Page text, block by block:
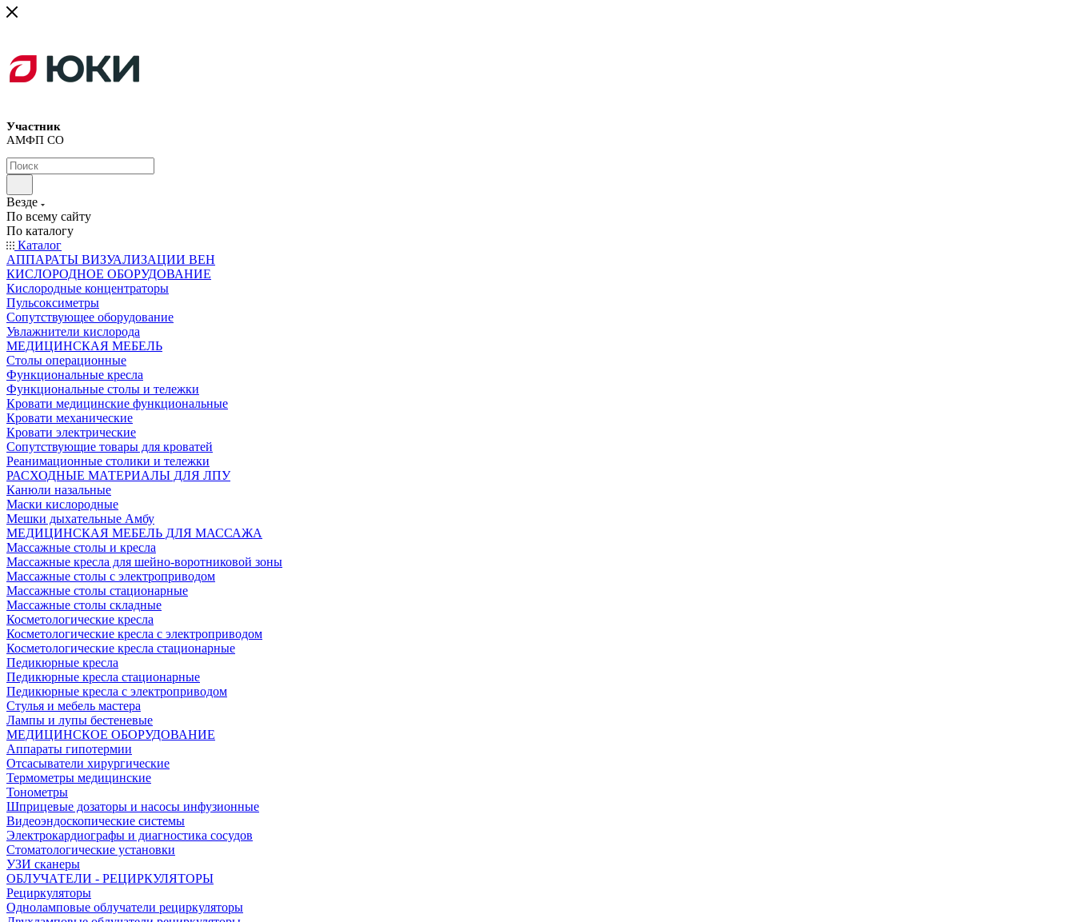
Участник
АМФП СО
Везде
По всему сайту
По каталогу
Каталог
АППАРАТЫ ВИЗУАЛИЗАЦИИ ВЕН
КИСЛОРОДНОЕ ОБОРУДОВАНИЕ
Кислородные концентраторы
Пульсоксиметры
Сопутствующее оборудование
Увлажнители кислорода
МЕДИЦИНСКАЯ МЕБЕЛЬ
Столы операционные
Функциональные кресла
Функциональные столы и тележки
Кровати медицинские функциональные
Кровати механические
Кровати электрические
Сопутствующие товары для кроватей
Реанимационные столики и тележки
РАСХОДНЫЕ МАТЕРИАЛЫ ДЛЯ ЛПУ
Канюли назальные
Маски кислородные
Мешки дыхательные Амбу
МЕДИЦИНСКАЯ МЕБЕЛЬ ДЛЯ МАССАЖА
Массажные столы и кресла
Массажные кресла для шейно-воротниковой зоны
Массажные столы с электроприводом
Массажные столы стационарные
Массажные столы складные
Косметологические кресла
Косметологические кресла с электроприводом
Косметологические кресла стационарные
Педикюрные кресла
Педикюрные кресла стационарные
Педикюрные кресла с электроприводом
Стулья и мебель мастера
Лампы и лупы бестеневые
МЕДИЦИНСКОЕ ОБОРУДОВАНИЕ
Аппараты гипотермии
Отсасыватели хирургические
Термометры медицинские
Тонометры
Шприцевые дозаторы и насосы инфузионные
Видеоэндоскопические системы
Электрокардиографы и диагностика сосудов
Стоматологические установки
УЗИ сканеры
ОБЛУЧАТЕЛИ - РЕЦИРКУЛЯТОРЫ
Рециркуляторы
Одноламповые облучатели рециркуляторы